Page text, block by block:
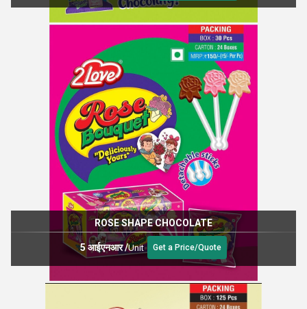
ROSE SHAPE CHOCOLATE
5 आईएनआर/Unit Get a Price/Quote